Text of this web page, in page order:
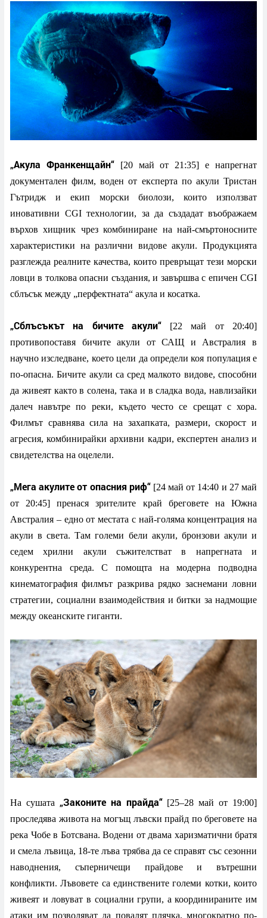
„Акула Франкенщайн“[20 май от 21:35] е напрегнат
документален филм, воден от експерта по акули Тристан
Гътридж и екип морски биолози, които използват
иновативни CGI технологии, за да създадат въображаем
върхов хищник чрез комбиниране на най-смъртоносните
характеристики на различни видове акули. Продукцията
разглежда реалните качества, които превръщат тези морски
ловци в толкова опасни създания, и завършва с епичен CGI
сблъсък между „перфектната“ акула и косатка.
„Сблъсъкът на бичите акули“[22 май от 20:40]
противопоставя бичите акули от САЩ и Австралия в
научно изследване, което цели да определи коя популация е
по-опасна. Бичите акули са сред малкото видове, способни
да живеят както в солена, така и в сладка вода, навлизайки
далеч навътре по реки, където често се срещат с хора.
Филмът сравнява сила на захапката, размери, скорост и
агресия, комбинирайки архивни кадри, експертен анализ и
свидетелства на оцелели.
„Мега акулите от опасния риф“[24 май от 14:40 и 27 май
от 20:45] пренася зрителите край бреговете на Южна
Австралия – едно от местата с най-голяма концентрация на
акули в света. Там големи бели акули, бронзови акули и
седем хрилни акули съжителстват в напрегната и
конкурентна среда. С помощта на модерна подводна
кинематография филмът разкрива рядко заснемани ловни
стратегии, социални взаимодействия и битки за надмощие
между океанските гиганти.
На сушата „Законите на прайда“[25–28 май от 19:00]
проследява живота на могъщ лъвски прайд по бреговете на
река Чобе в Ботсвана. Водени от двама харизматични братя
и смела лъвица, 18-те лъва трябва да се справят със сезонни
наводнения, съперничещи прайдове и вътрешни
конфликти. Лъвовете са единствените големи котки, които
живеят и ловуват в социални групи, а координираните им
атаки им позволяват да повалят плячка, многократно по-